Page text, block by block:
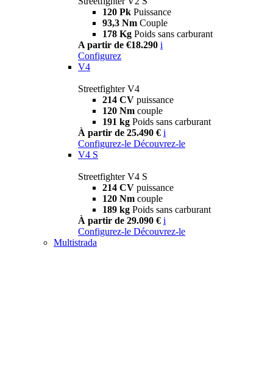
120 Pk Puissance
93,3 Nm Couple
178 Kg Poids sans carburant
A partir de €18.290 i
Configurez
V4
Streetfighter V4
214 CV puissance
120 Nm couple
191 kg Poids sans carburant
À partir de 25.490 € i
Configurez-le Découvrez-le
V4 S
Streetfighter V4 S
214 CV puissance
120 Nm couple
189 kg Poids sans carburant
À partir de 29.090 € i
Configurez-le Découvrez-le
Multistrada